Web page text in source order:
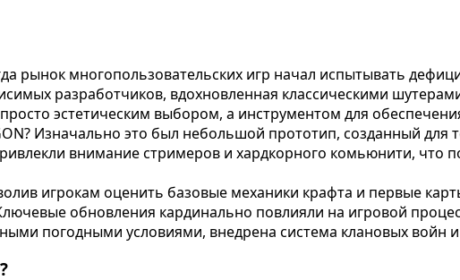
рынок многопользовательских игр начал испытывать
разработчиков, вдохновленная классическими
эстетическим выбором, а инструментом для
Изначально это был небольшой прототип, созданный
внимание стримеров и хардкорного комьюнити, что
игрокам оценить базовые механики крафта и первые
обновления кардинально повлияли на игровой
погодными условиями, внедрена система клановых войн